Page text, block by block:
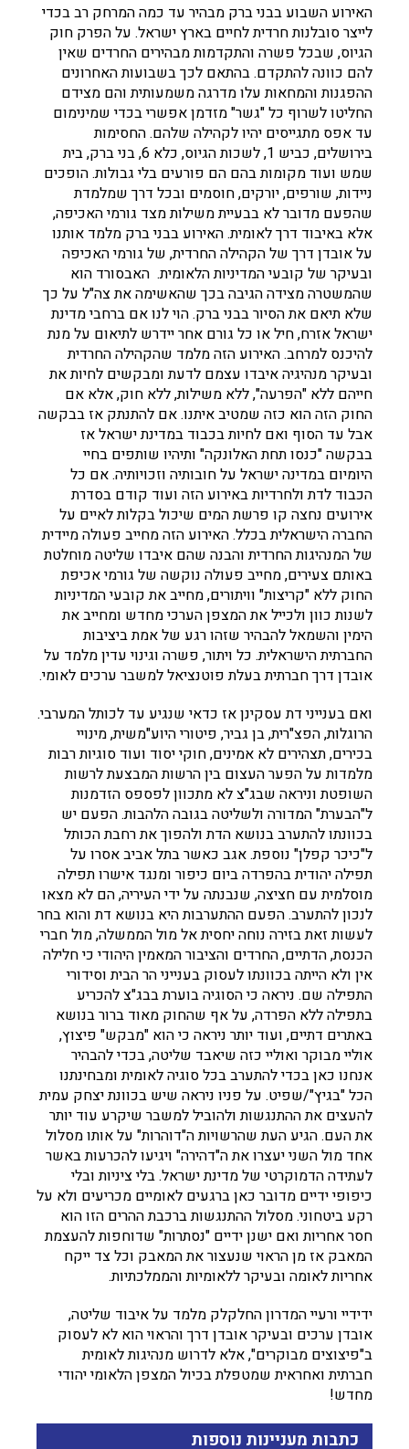
האירוע השבוע בבני ברק מבהיר עד כמה המרחק רב בכדי
לייצר סובלנות חרדית לחיים בארץ ישראל. על הפרק חוק
הגיוס, שבכל פשרה והתקדמות מבהירים החרדים שאין
להם כוונה להתקדם. בהתאם לכך בשבועות האחרונים
ההפגנות והמחאות עלו מדרגה משמעותית והם מצידם
החליטו לשרוף כל "גשר" מזדמן אפשרי בכדי שמינימום
עד אפס מתגייסים יהיו לקהילה שלהם. החסימות
בירושלים, כביש 1, לשכות הגיוס, כלא 6, בני ברק, בית
שמש ועוד מקומות בהם הם פורעים בלי גבולות. הופכים
ניידות, שורפים, יורקים, חוסמים ובכל דרך שמלמדת
שהפעם מדובר לא בבעיית משילות מצד גורמי האכיפה,
אלא באיבוד דרך לאומית. האירוע בבני ברק מלמד אותנו
על אובדן דרך של הקהילה החרדית, של גורמי האכיפה
ובעיקר של קובעי המדיניות הלאומית. האבסורד הוא
שהמשטרה מצידה הגיבה בכך שהאשימה את צה"ל על כך
שלא תיאם את הסיור בבני ברק. הוי לנו אם ברחבי מדינת
ישראל אזרח, חיל או כל גורם אחר יידרש לתיאום על מנת
להיכנס למרחב. האירוע הזה מלמד שהקהילה החרדית
ובעיקר מנהיגיה איבדו עצמם לדעת ומבקשים לחיות את
חייהם ללא "הפרעה", ללא משילות, ללא חוק, אלא אם
החוק הזה הוא כזה שמטיב איתנו. אם להתנתק אז בבקשה
אבל עד הסוף ואם לחיות בכבוד במדינת ישראל אז
בבקשה "כנסו תחת האלונקה" ותיהיו שותפים בחיי
היומיום במדינה ישראל על חובותיה וזכויותיה. אם כל
הכבוד לדת ולחרדיות באירוע הזה ועוד קודם בסדרת
אירועים נחצה קו פרשת המים שיכול בקלות לאיים על
החברה הישראלית בכלל. האירוע הזה מחייב פעולה מיידית
של המנהיגות החרדית והבנה שהם איבדו שליטה מוחלטת
באותם צעירים, מחייב פעולה נוקשה של גורמי אכיפת
החוק ללא "קריצות" וויתורים, מחייב את קובעי המדיניות
לשנות כוון ולכייל את המצפן הערכי מחדש ומחייב את
הימין והשמאל להבהיר שזהו רגע של אמת ביציבות
החברתית הישראלית. כל ויתור, פשרה וגינוי עדין מלמד על
אובדן דרך חברתית בעלת פוטנציאל למשבר ערכים לאומי.
ואם בענייני דת עסקינן אז כדאי שנגיע עד לכותל המערבי.
הרוגלות, הפצ"רית, בן גביר, פיטורי היוע"משית, מינויי
בכירים, תצהירים לא אמינים, חוקי יסוד ועוד סוגיות רבות
מלמדות על הפער העצום בין הרשות המבצעת לרשות
השופטת וניראה שבג"צ לא מתכוון לפספס הזדמנות
ל"הבערת" המדורה ולשליטה בגובה הלהבות. הפעם יש
בכוונתו להתערב בנושא הדת ולהפוך את רחבת הכותל
ל"כיכר קפלן" נוספת. אגב כאשר בתל אביב אסרו על
תפילה יהודית בהפרדה ביום כיפור ומנגד אישרו תפילה
מוסלמית עם חציצה, שנבנתה על ידי העיריה, הם לא מצאו
לנכון להתערב. הפעם ההתערבות היא בנושא דת והוא בחר
לעשות זאת בזירה נוחה יחסית אל מול הממשלה, מול חברי
הכנסת, הדתיים, החרדים והציבור המאמין היהודי כי חלילה
אין ולא הייתה בכוונתו לעסוק בענייני הר הבית וסידורי
התפילה שם. ניראה כי הסוגיה בוערת בבג"צ להכריע
בתפילה ללא הפרדה, על אף שהחוק מאוד ברור בנושא
באתרים דתיים, ועוד יותר ניראה כי הוא "מבקש" פיצוץ,
אוליי מבוקר ואוליי כזה שיאבד שליטה, בכדי להבהיר
אנחנו כאן בכדי להתערב בכל סוגיה לאומית ומבחינתנו
הכל "בגיץ"/שפיט. על פניו ניראה שיש בכוונת יצחק עמית
להעצים את ההתנגשות ולהוביל למשבר שיקרע עוד יותר
את העם. הגיע העת שהרשויות ה"דוהרות" על אותו מסלול
אחד מול השני יעצרו את ה"דהירה" ויגיעו להכרעות באשר
לעתידה הדמוקרטי של מדינת ישראל. בלי ציניות ובלי
כיפופי ידיים מדובר כאן ברגעים לאומיים מכריעים ולא על
רקע ביטחוני. מסלול ההתנגשות ברכבת ההרים הזו הוא
חסר אחריות ואם ישנן ידיים "נסתרות" שדוחפות להעצמת
המאבק אז מן הראוי שנעצור את המאבק וכל צד ייקח
אחריות לאומה ובעיקר ללאומיות והממלכתיות.
ידידיי ורעיי המדרון החלקלק מלמד על איבוד שליטה,
אובדן ערכים ובעיקר אובדן דרך והראוי הוא לא לעסוק
ב"פיצוצים מבוקרים", אלא לדרוש מנהיגות לאומית
חברתית ואחראית שמטפלת בכיול המצפן הלאומי יהודי
מחדש!
כתבות מעניינות נוספות